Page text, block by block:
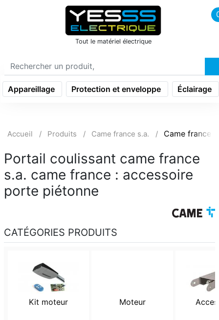
icon menu burger
Tout le matériel électrique
Appareillage Protection et enveloppe Éclairage
Accueil Produits Came france s.a. Came france
Portail coulissant came france
s.a. came france : accessoire
porte piétonne
CATÉGORIES PRODUITS
Kit moteur Moteur